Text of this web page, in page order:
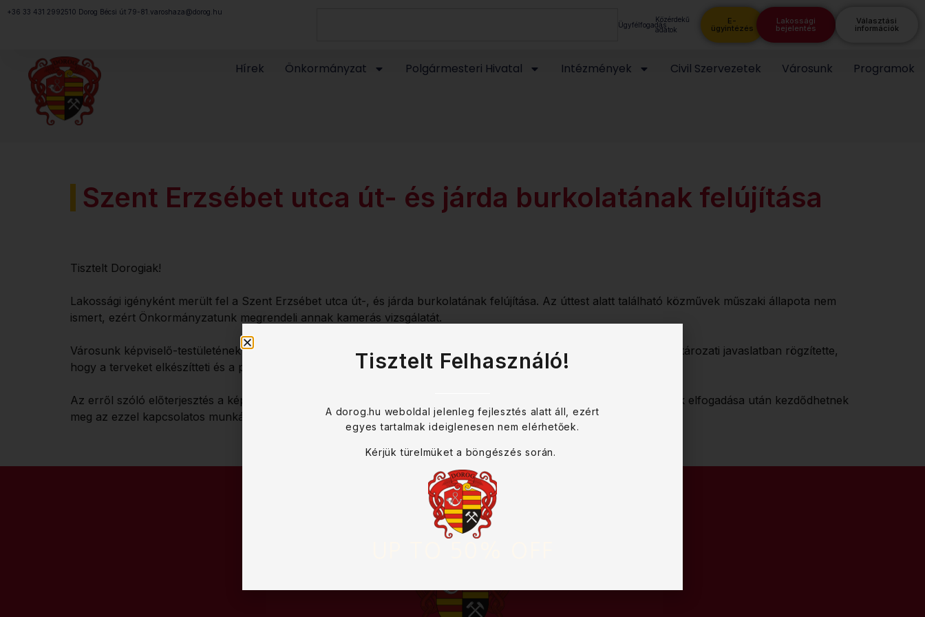
+36 33 431 2992510 Dorog Bécsi út 79-81. varoshaza@dorog.hu
Ügyfélfogadás
Közérdekű
adatok
E-
ügyintézés
Lakossági
bejelentés
Választási
információk
Hírek Önkormányzat Polgármesteri Hivatal Intézmények Civil Szervezetek Városunk Programok
Szent Erzsébet utca út- és járda burkolatának felújítása
Tisztelt Dorogiak!
Lakossági igényként merült fel a Szent Erzsébet utca út-, és járda burkolatának felújítása. Az úttest alatt található közművek műszaki állapota nem
ismert, ezért Önkormányzatunk megrendeli annak kamerás vizsgálatát.
Városunk képviselő-testületének Pénzügyi, Városfejlesztési Bizottsága legutóbbi ülésén a kérdést megtárgyalta és határozati javaslatban rögzítette,
hogy a terveket elkészítteti és a polgármestert felhatalmazza az ehhez kapcsolódó tervezési szerződés aláírására.
Az erről szóló előterjesztés a képviselő-testület soron következő ülésén (2026. május 29.) kerül tárgyalásra és annak elfogadása után kezdődhetnek
meg az ezzel kapcsolatos munkálatok.
Tisztelt Felhasználó!
A dorog.hu weboldal jelenleg fejlesztés alatt áll, ezért
egyes tartalmak ideiglenesen nem elérhetőek.
Kérjük türelmüket a böngészés során.